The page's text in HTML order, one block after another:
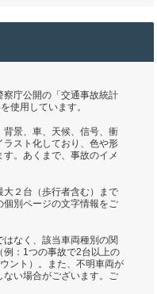
察庁公開の「交通事故統計
使用しています。
背景、車、天候、信号、衝
ラスト化しており、色や形
。あくまで、事故のイメ
大２台（歩行者含む）まで
個別ページの文字情報をご
はなく、該当車両種別の関
：1つの事故で2台以上の
ント）。また、不明車両が
い場合がございます。ご